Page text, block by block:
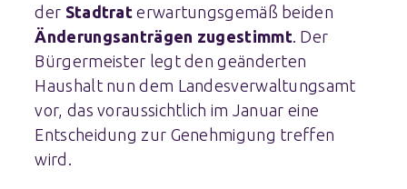
der Stadtrat erwartungsgemäß beiden
Änderungsanträgen zugestimmt . Der
Bürgermeister legt den geänderten
Haushalt nun dem Landesverwaltungsamt
vor, das voraussichtlich im Januar eine
Entscheidung zur Genehmigung treffen
wird.